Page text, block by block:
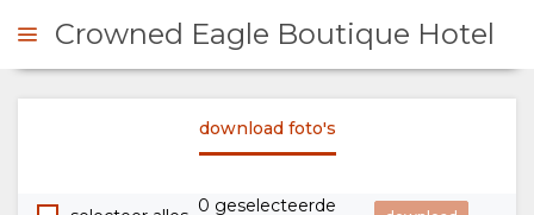
Crowned Eagle Boutique Hotel
download foto's
0 geselecteerde